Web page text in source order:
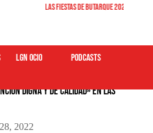
Las Fiestas de Butarque 2026
LGN ocio podcasts
digna y de calidad» en las
2022